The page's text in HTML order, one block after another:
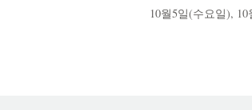
10월5일(수요일),